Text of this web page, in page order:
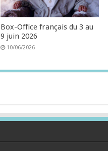
Box-Office français du 3 au
9 juin 2026
10/06/2026